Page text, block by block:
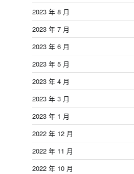
2023 年 8 月
2023 年 7 月
2023 年 6 月
2023 年 5 月
2023 年 4 月
2023 年 3 月
2023 年 1 月
2022 年 12 月
2022 年 11 月
2022 年 10 月